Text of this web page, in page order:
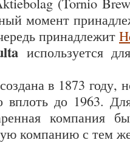
момент
принадлежит
используется
в 1873 году,
до 1963.
компания
компанию с тем